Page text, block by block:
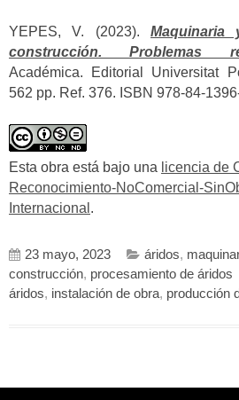
YEPES, V. (2023). Maquinaria
construcción. Problemas
Académica. Editorial Universitat
562 pp. Ref. 376. ISBN 978-84-
Esta obra está bajo una licencia de
Reconocimiento-NoComercial-
Internacional .
23 mayo, 2023 áridos,
construcción, procesamiento de áridos
áridos, instalación de obra, producción